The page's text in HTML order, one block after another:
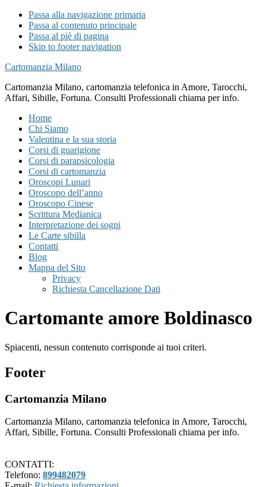
Passa alla navigazione primaria
Passa al contenuto principale
Passa al piè di pagina
Skip to footer navigation
Cartomanzia Milano
Cartomanzia Milano, cartomanzia telefonica in Amore, Tarocchi,
Affari, Sibille, Fortuna. Consulti Professionali chiama per info.
Home
Chi Siamo
Valentina e la sua storia
Corsi di guarigione
Corsi di parapsicologia
Corsi di cartomanzia
Oroscopi Lunari
Oroscopo dell’anno
Oroscopo Cinese
Scrittura Medianica
Interpretazione dei sogni
Le Carte sibilla
Contatti
Blog
Mappa del Sito
Privacy
Richiesta Cancellazione Dati
Cartomante amore Boldinasco
Spiacenti, nessun contenuto corrisponde ai tuoi criteri.
Footer
Cartomanzia Milano
Cartomanzia Milano, cartomanzia telefonica in Amore, Tarocchi,
Affari, Sibille, Fortuna. Consulti Professionali chiama per info.
CONTATTI:
Telefono: 899482079